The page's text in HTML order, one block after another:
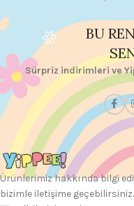
BU
Sürpriz indirimleri ve
Ürünlerimiz hakkında bilgi
bizimle iletişime geçebilirsiniz.